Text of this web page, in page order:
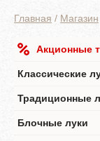
Главная / Магазин
Акционные
Классические
Традиционные
Блочные луки